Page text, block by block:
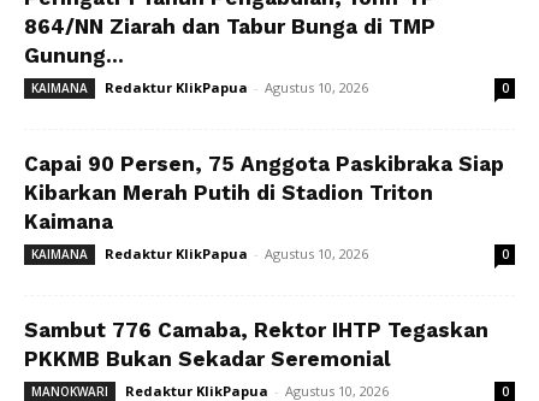
864/NN Ziarah dan Tabur Bunga di TMP
Gunung...
KAIMANA Redaktur KlikPapua - Agustus 10, 2026 0
Capai 90 Persen, 75 Anggota Paskibraka Siap
Kibarkan Merah Putih di Stadion Triton
Kaimana
KAIMANA Redaktur KlikPapua - Agustus 10, 2026 0
Sambut 776 Camaba, Rektor IHTP Tegaskan
PKKMB Bukan Sekadar Seremonial
MANOKWARI Redaktur KlikPapua - Agustus 10, 2026 0